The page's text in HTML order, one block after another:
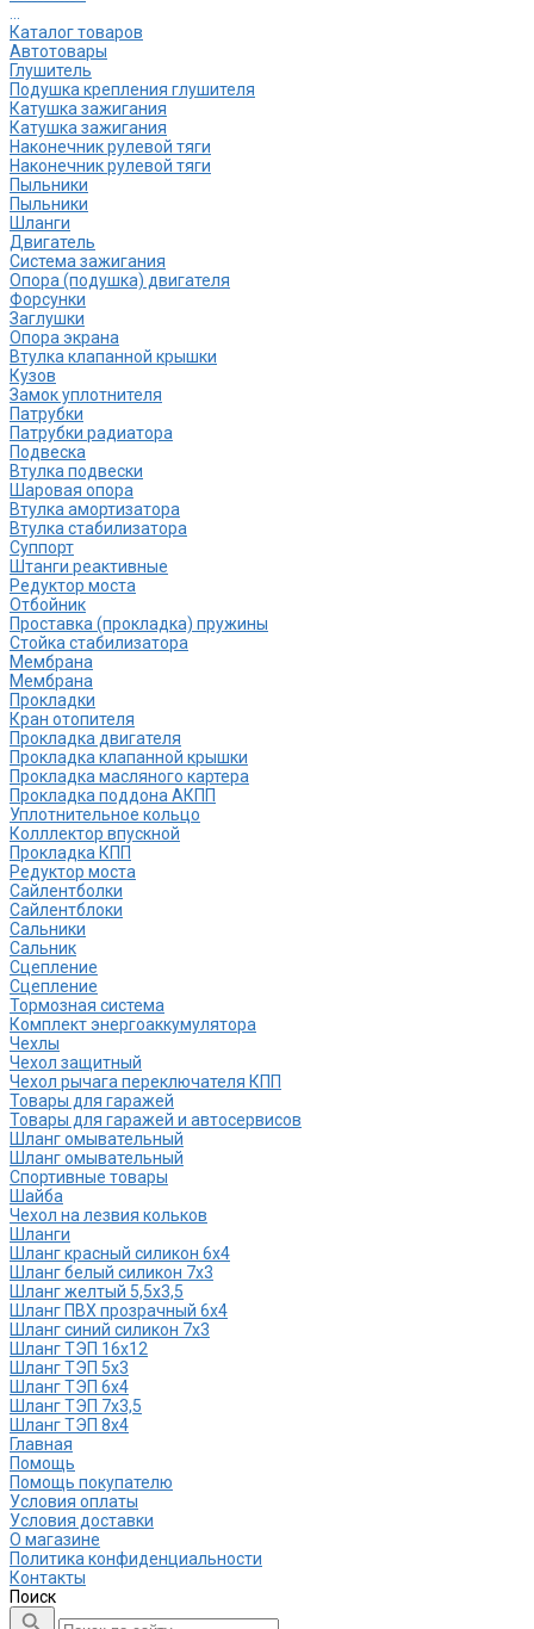
...
Каталог товаров
Автотовары
Глушитель
Подушка крепления глушителя
Катушка зажигания
Катушка зажигания
Наконечник рулевой тяги
Наконечник рулевой тяги
Пыльники
Пыльники
Шланги
Двигатель
Система зажигания
Опора (подушка) двигателя
Форсунки
Заглушки
Опора экрана
Втулка клапанной крышки
Кузов
Замок уплотнителя
Патрубки
Патрубки радиатора
Подвеска
Втулка подвески
Шаровая опора
Втулка амортизатора
Втулка стабилизатора
Cуппорт
Штанги реактивные
Редуктор моста
Отбойник
Проставка (прокладка) пружины
Стойка стабилизатора
Мембрана
Мембрана
Прокладки
Кран отопителя
Прокладка двигателя
Прокладка клапанной крышки
Прокладка масляного картера
Прокладка поддона АКПП
Уплотнительное кольцо
Колллектор впускной
Прокладка КПП
Редуктор моста
Сайлентболки
Сайлентблоки
Сальники
Сальник
Сцепление
Сцепление
Тормозная система
Комплект энергоаккумулятора
Чехлы
Чехол защитный
Чехол рычага переключателя КПП
Товары для гаражей
Товары для гаражей и автосервисов
Шланг омывательный
Шланг омывательный
Спортивные товары
Шайба
Чехол на лезвия кольков
Шланги
Шланг красный силикон 6х4
Шланг белый силикон 7х3
Шланг желтый 5,5х3,5
Шланг ПВХ прозрачный 6х4
Шланг синий силикон 7х3
Шланг ТЭП 16х12
Шланг ТЭП 5х3
Шланг ТЭП 6х4
Шланг ТЭП 7х3,5
Шланг ТЭП 8х4
Главная
Помощь
Помощь покупателю
Условия оплаты
Условия доставки
О магазине
Политика конфиденциальности
Контакты
Поиск